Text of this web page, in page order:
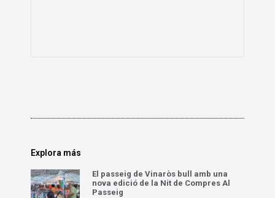
Explora más
El passeig de Vinaròs bull amb una
nova edició de la Nit de Compres Al
Passeig